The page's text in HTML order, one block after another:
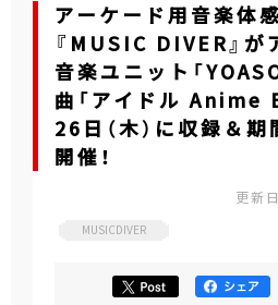
アーケード用音楽体
『MUSIC DIVER』が
音楽ユニット「
曲「アイドル Anime
26日（木）に収録＆
開催！
更新
MUSICDIVER